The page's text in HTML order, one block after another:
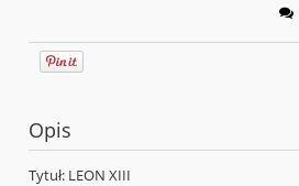
Opis
Tytuł: LEON XIII